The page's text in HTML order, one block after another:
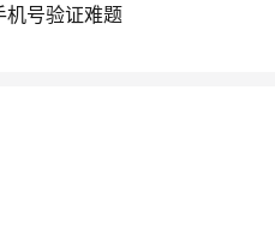
号验证难题